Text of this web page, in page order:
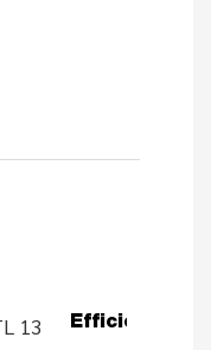
Efficiente